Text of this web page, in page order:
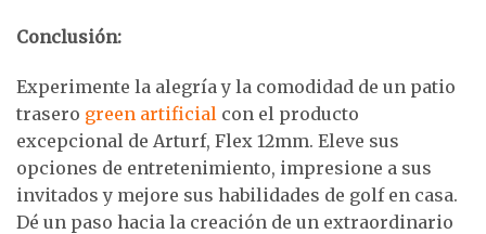
Conclusión:
Experimente la alegría y la comodidad de un patio
trasero green artificial con el producto
excepcional de Arturf, Flex 12mm. Eleve sus
opciones de entretenimiento, impresione a sus
invitados y mejore sus habilidades de golf en casa.
Dé un paso hacia la creación de un extraordinario